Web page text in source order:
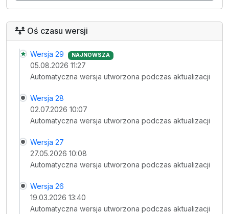
Oś czasu wersji
Wersja 29 NAJNOWSZA
05.08.2026 11:27
Automatyczna wersja utworzona podczas aktualizacji
Wersja 28
02.07.2026 10:07
Automatyczna wersja utworzona podczas aktualizacji
Wersja 27
27.05.2026 10:08
Automatyczna wersja utworzona podczas aktualizacji
Wersja 26
19.03.2026 13:40
Automatyczna wersja utworzona podczas aktualizacji